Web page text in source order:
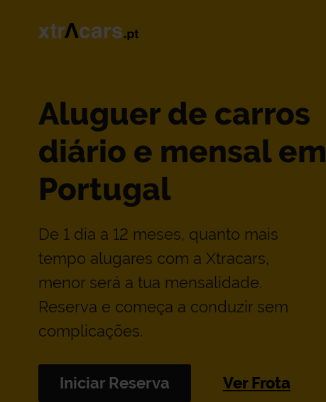
Aluguer de carros
diário e mensal em
Portugal
De 1 dia a 12 meses, quanto mais
tempo alugares com a Xtracars,
menor será a tua mensalidade.
Reserva e começa a conduzir sem
complicações.
Iniciar Reserva Ver Frota